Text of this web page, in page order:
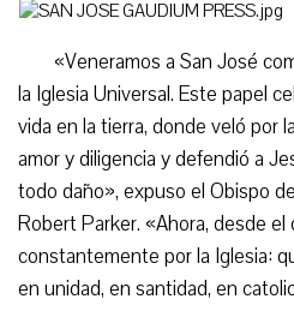
«Veneramos a San José
la Iglesia Universal. Este papel
vida en la tierra, donde veló por
amor y diligencia y defendió a
todo daño», expuso el Obispo
Robert Parker. «Ahora, desde el
constantemente por la Iglesia:
en unidad, en santidad, en